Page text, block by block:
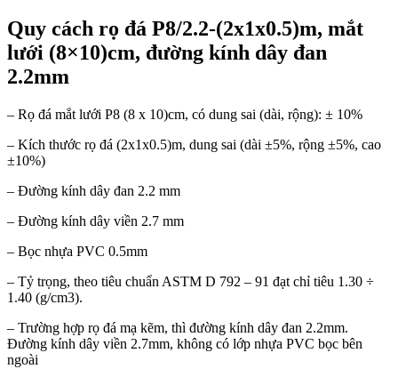
Quy cách rọ đá P8/2.2-(2x1x0.5)m, mắt
lưới (8×10)cm, đường kính dây đan
2.2mm
– Rọ đá mắt lưới P8 (8 x 10)cm, có dung sai (dài, rộng): ± 10%
– Kích thước rọ đá (2x1x0.5)m, dung sai (dài ±5%, rộng ±5%, cao
±10%)
– Đường kính dây đan 2.2 mm
– Đường kính dây viền 2.7 mm
– Bọc nhựa PVC 0.5mm
– Tỷ trọng, theo tiêu chuẩn ASTM D 792 – 91 đạt chỉ tiêu 1.30 ÷
1.40 (g/cm3).
– Trường hợp rọ đá mạ kẽm, thì đường kính dây đan 2.2mm.
Đường kính dây viền 2.7mm, không có lớp nhựa PVC bọc bên
ngoài